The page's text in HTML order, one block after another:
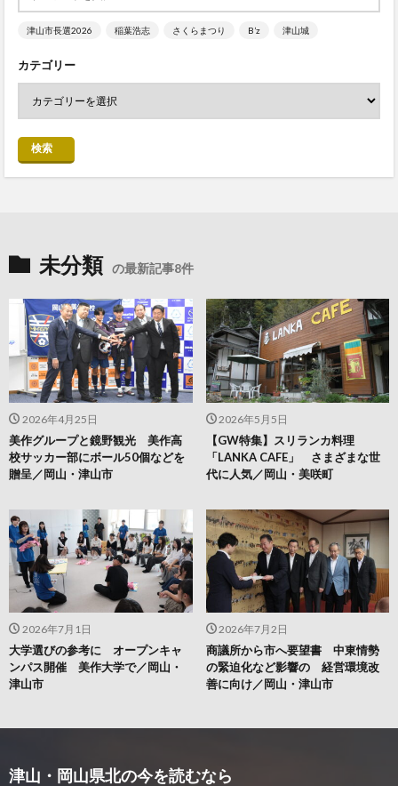
津山市長選2026 稲葉浩志 さくらまつり B’z 津山城
カテゴリー
検索
未分類 の最新記事8件
2026年7月2日
商議所から市へ要望書 中東情勢
の緊迫化など影響の 経営環境改
善に向け／岡山・津山市
2026年7月1日
大学選びの参考に オープンキャ
ンパス開催 美作大学で／岡山・
津山市
2026年5月5日
【GW特集】スリランカ料理
「LANKA CAFE」 さまざまな世
代に人気／岡山・美咲町
2026年4月25日
美作グループと鏡野観光 美作高
校サッカー部にボール50個などを
贈呈／岡山・津山市
津山・岡山県北の今を読むなら